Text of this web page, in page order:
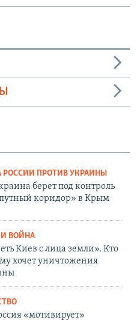
РОССИИ ПРОТИВ УКРАИНЫ
берет под контроль
коридор» в Крым
ВОЙНА
Киев с лица земли». Кто
хочет уничтожения
«мотивирует»